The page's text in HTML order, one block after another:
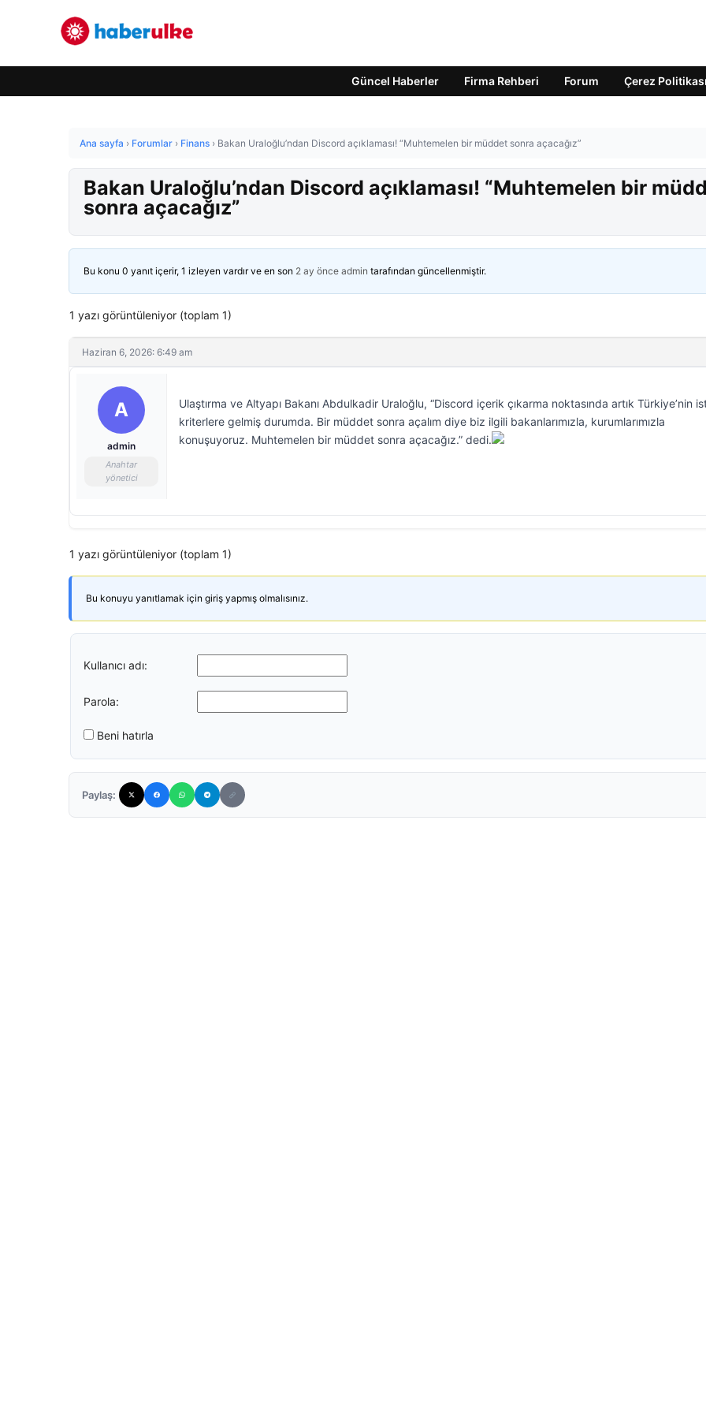
Güncel Haberler Firma Rehberi Forum Çerez Politikası
Ana sayfa › Forumlar › Finans › Bakan Uraloğlu’ndan Discord açıklaması! “Muhtemelen bir müddet sonra açacağız”
Bakan Uraloğlu’ndan Discord açıklaması! “Muhtemelen bir
sonra açacağız”
Bu konu 0 yanıt içerir, 1 izleyen vardır ve en son 2 ay önce admin tarafından güncellenmiştir.
1 yazı görüntüleniyor (toplam 1)
Haziran 6, 2026: 6:49 am
A
admin
Anahtar
yönetici
Ulaştırma ve Altyapı Bakanı Abdulkadir Uraloğlu, “Discord içerik çıkarma noktasında artık Türkiye’nin
kriterlere gelmiş durumda. Bir müddet sonra açalım diye biz ilgili bakanlarımızla, kurumlarımızla
konuşuyoruz. Muhtemelen bir müddet sonra açacağız.” dedi.
1 yazı görüntüleniyor (toplam 1)
Bu konuyu yanıtlamak için giriş yapmış olmalısınız.
Kullanıcı adı:
Parola:
Beni hatırla
Paylaş: